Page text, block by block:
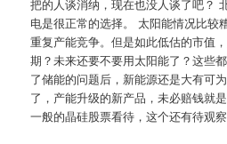
把的人谈消纳，现在也没人谈了吧？
电是很正常的选择。 太阳能情况比较
重复产能竞争。但是如此低估的市值
期？未来还要不要用太阳能了？这些
了储能的问题后，新能源还是大有可
了，产能升级的新产品，未必赔钱就
一般的晶硅股票看待，这个还有待观察